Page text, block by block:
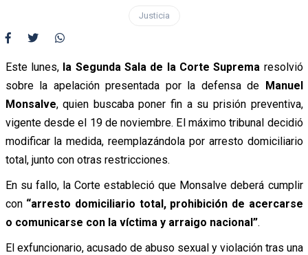
Justicia
Este lunes,la Segunda Sala de la Corte Suprema resolvió
sobre la apelación presentada por la defensa de Manuel
Monsalve, quien buscaba poner fin a su prisión preventiva,
vigente desde el 19 de noviembre. El máximo tribunal decidió
modificar la medida, reemplazándola por arresto domiciliario
total, junto con otras restricciones.
En su fallo, la Corte estableció que Monsalve deberá cumplir
con “arresto domiciliario total, prohibición de acercarse
o comunicarse con la víctima y arraigo nacional”.
El exfuncionario, acusado de abuso sexual y violación tras una